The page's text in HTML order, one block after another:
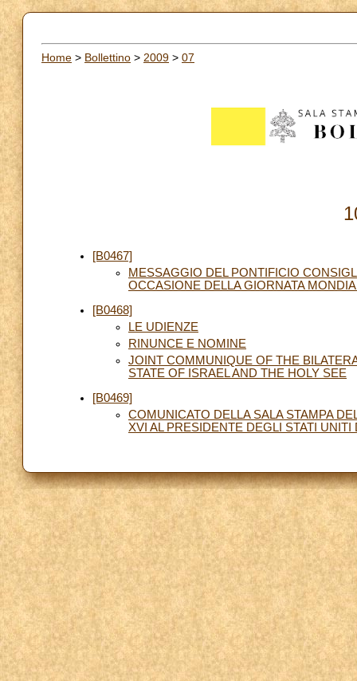
Home > Bollettino > 2009 > 07
[B0467]
MESSAGGIO DEL PONTIFICIO
OCCASIONE DELLA GIORNATA
[B0468]
LE UDIENZE
RINUNCE E NOMINE
JOINT COMMUNIQUE OF THE
STATE OF ISRAEL AND THE HOLY SEE
[B0469]
COMUNICATO DELLA SALA STAMPA
XVI AL PRESIDENTE DEGLI STATI